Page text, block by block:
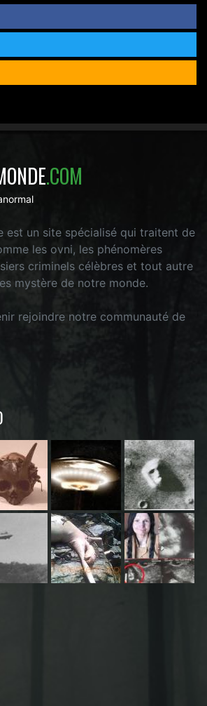
.COM
est un site spécialisé qui traitent de
les ovni, les phénomères
criminels célèbres et tout autre
mystère de notre monde.
rejoindre notre communauté de